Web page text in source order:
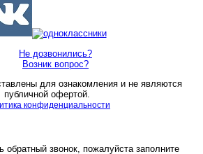
Не дозвонились?
Возник вопрос?
для ознакомления и не являются
публичной офертой.
конфиденциальности
обратный звонок, пожалуйста заполните